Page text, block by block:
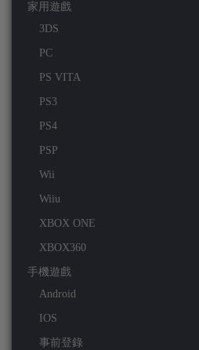
家用遊戲
3DS
PC
PS VITA
PS3
PS4
PSP
Wii
Wiiu
XBOX ONE
XBOX360
手機遊戲
Android
IOS
事前登錄